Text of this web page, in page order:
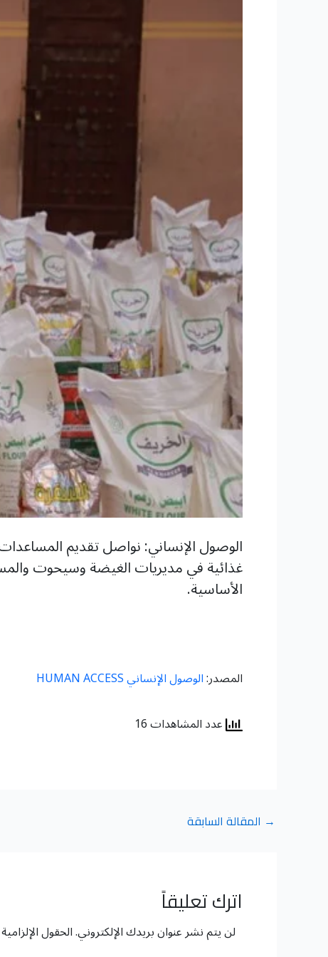
غذائية في مديريات الغيضة وسيحوت
الأساسية.
المصدر:الوصول الإنساني HUMAN ACCESS
عدد المشاهدات 16
→ المقالة السابقة
اترك تعليقاً
لن يتم نشر عنوان بريدك الإلكتروني.الحقول